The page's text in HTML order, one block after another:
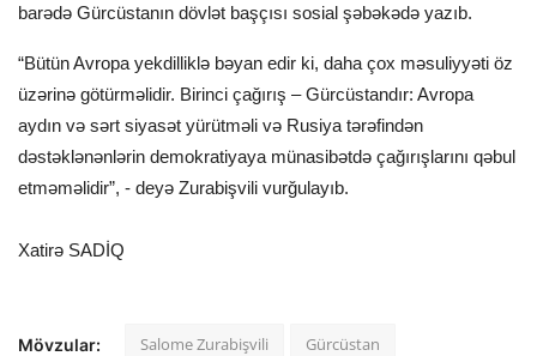
barədə Gürcüstanın dövlət başçısı sosial şəbəkədə yazıb.
“Bütün Avropa yekdilliklə bəyan edir ki, daha çox məsuliyyəti öz
üzərinə götürməlidir. Birinci çağırış – Gürcüstandır: Avropa
aydın və sərt siyasət yürütməli və Rusiya tərəfindən
dəstəklənənlərin demokratiyaya münasibətdə çağırışlarını qəbul
etməməlidir”, - deyə Zurabişvili vurğulayıb.
Xatirə SADİQ
Mövzular: Salome Zurabişvili Gürcüstan